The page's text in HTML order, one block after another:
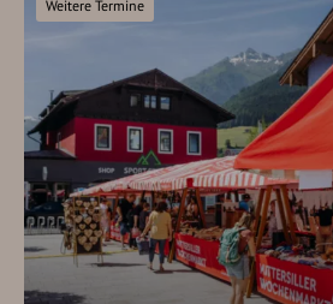
Weitere Termine